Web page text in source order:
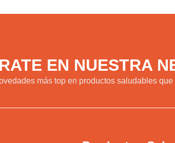
EN NUESTRA
más top en productos saludables